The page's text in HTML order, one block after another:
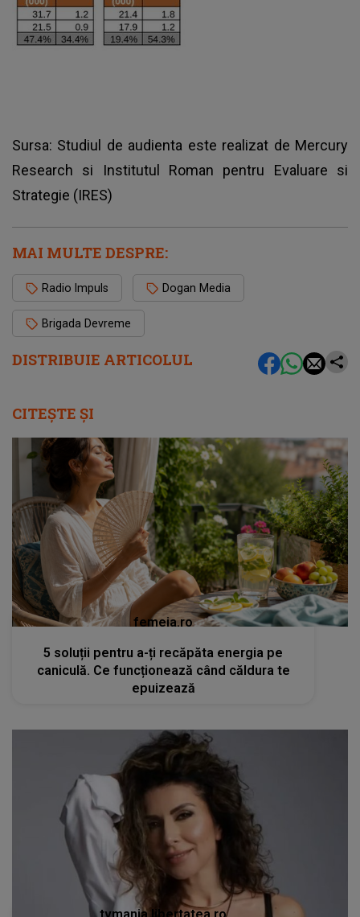
DISTRIBUIE ARTICOLUL
Sursa: Studiul de audienta este realizat de Mercury
Research si Institutul Roman pentru Evaluare si
Strategie (IRES)
MAI MULTE DESPRE:
Radio Impuls Dogan Media
Brigada Devreme
CITEȘTE ȘI
femeia.ro
5 soluții pentru a-ți recăpăta energia pe
caniculă. Ce funcționează când căldura te
epuizează